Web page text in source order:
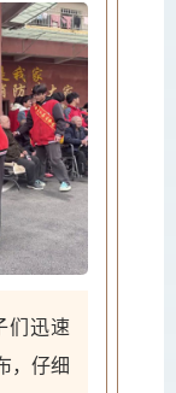
们迅速
，仔细